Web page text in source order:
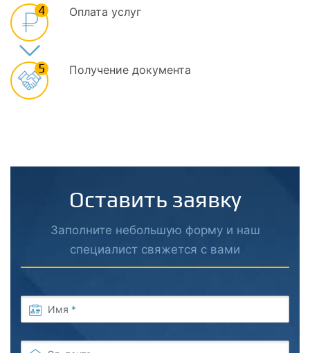
4 Оплата услуг
5 Получение документа
Оставить заявку
Заполните небольшую форму и наш
специалист свяжется с вами
Имя *